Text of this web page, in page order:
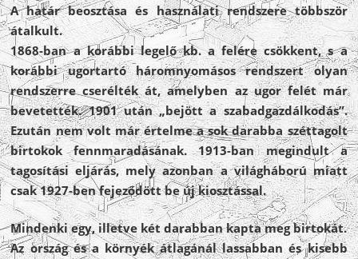
A határ beosztása és használati rendszere többször
átalkult.
1868-ban a korábbi legelő kb. a felére csökkent, s a
korábbi ugortartó háromnyomásos rendszert olyan
rendszerre cserélték át, amelyben az ugor felét már
bevetették. 1901 után „bejött a szabadgazdálkodás”.
Ezután nem volt már értelme a sok darabba széttagolt
birtokok fennmaradásának. 1913-ban megindult a
tagosítási eljárás, mely azonban a világháború miatt
csak 1927-ben fejeződött be új kiosztással.
Mindenki egy, illetve két darabban kapta meg birtokát.
Az ország és a környék átlagánál lassabban és kisebb